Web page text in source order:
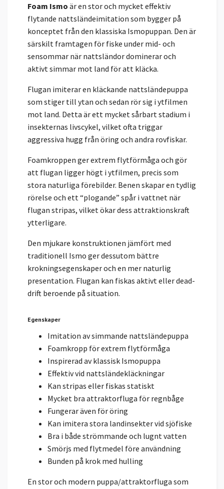
Foam Ismo är en stor och mycket effektiv
flytande nattsländeimitation som bygger på
konceptet från den klassiska Ismopuppan. Den är
särskilt framtagen för fiske under mid- och
sensommar när nattsländor dominerar och
aktivt simmar mot land för att kläcka.
Flugan imiterar en kläckande nattsländepuppa
som stiger till ytan och sedan rör sig i ytfilmen
mot land. Detta är ett mycket sårbart stadium i
insekternas livscykel, vilket ofta triggar
aggressiva hugg från öring och andra rovfiskar.
Foamkroppen ger extrem flytförmåga och gör
att flugan ligger högt i ytfilmen, precis som
stora naturliga förebilder. Benen skapar en tydlig
rörelse och ett “plogande” spår i vattnet när
flugan stripas, vilket ökar dess attraktionskraft
ytterligare.
Den mjukare konstruktionen jämfört med
traditionell Ismo ger dessutom bättre
krokningsegenskaper och en mer naturlig
presentation. Flugan kan fiskas aktivt eller dead-
drift beroende på situation.
Egenskaper
Imitation av simmande nattsländepuppa
Foamkropp för extrem flytförmåga
Inspirerad av klassisk Ismopuppa
Effektiv vid nattsländekläckningar
Kan stripas eller fiskas statiskt
Mycket bra attraktorfluga för regnbåge
Fungerar även för öring
Kan imitera stora landinsekter vid sjöfiske
Bra i både strömmande och lugnt vatten
Smörjs med flytmedel före användning
Bunden på krok med hulling
En stor och modern puppa/attraktorfluga som